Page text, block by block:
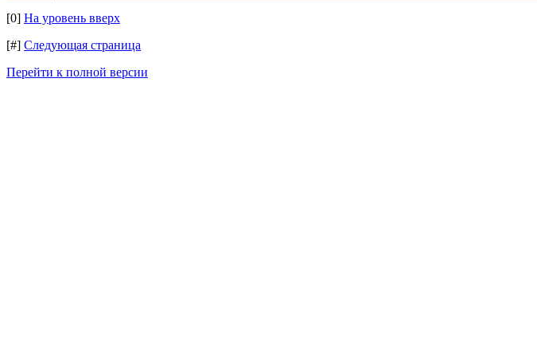
[0] На уровень вверх
[#] Следующая страница
Перейти к полной версии